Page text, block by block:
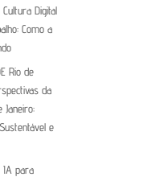
Digital
Como a
Rio de
da
Janeiro:
e
IA para